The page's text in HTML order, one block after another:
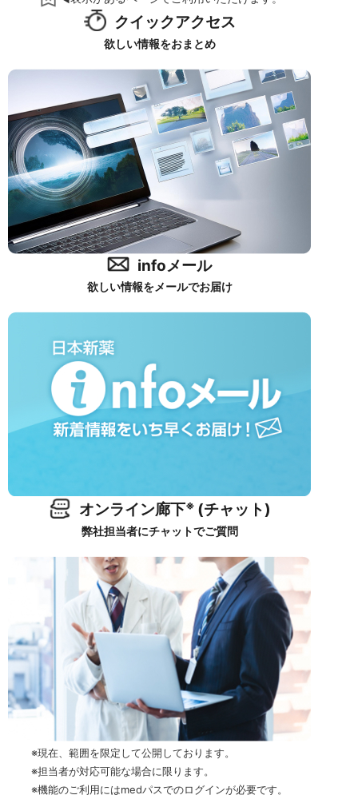
クイックアクセス
欲しい情報をおまとめ
infoメール
欲しい情報をメールでお届け
オンライン廊下※ (チャット)
弊社担当者にチャットでご質問
※現在、範囲を限定して公開しております。
※担当者が対応可能な場合に限ります。
※機能のご利用にはmedパスでのログインが必要です。